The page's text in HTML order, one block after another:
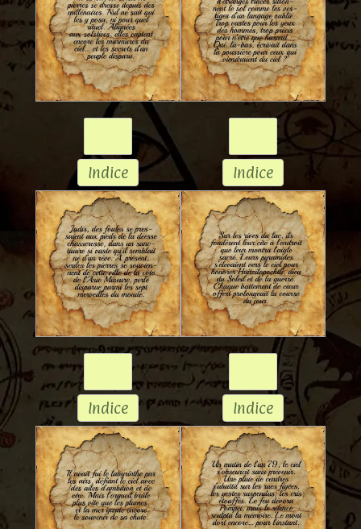
Indice Indice
Indice Indice